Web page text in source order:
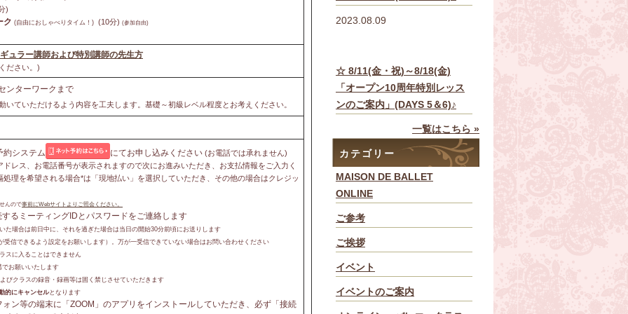
)
ク (自由におしゃべりタイム！) (10分) (参加自由)
ュラー講師および特別講師の先生方
ださい。)
ンターワークまで
いていただけるよう内容を工夫します。基礎～初級レベル程度とお考えください。
約システム にてお申し込みください (お電話では承れません)
レス、お電話番号が表示されますので次にお進みいただき、お支払情報をご入力く
理を希望される場合*は「現地払い」を選択していただき、その他の場合はクレジッ
んので事前にWebサイトよりご照会ください。
るミーティングIDとパスワードをご連絡します
た場合は前日中に、それを過ぎた場合は当日の開始30分前頃にお送りします
信できるよう設定をお願いします）。万が一受信できていない場合はお問い合わせください
スに入ることはできません
でお願いいたします
びクラスの録音・録画等は固く禁じさせていただきます
的にキャンセルとなります
ン等の端末に「ZOOM」のアプリをインストールしていただき、必ず「接続
2023.08.09
☆ 8/11(金・祝)～8/18(金)
「オープン10周年特別レッス
ンのご案内」(DAYS 5＆6)♪
一覧はこちら »
カテゴリー
MAISON DE BALLET
ONLINE
ご参考
ご挨拶
イベント
イベントのご案内